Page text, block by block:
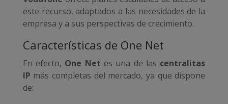
este recurso, adaptados a las necesidades de la
empresa y a sus perspectivas de crecimiento.
Características de One Net
En efecto, One Net es una de las centralitas
IP más completas del mercado, ya que dispone
de: